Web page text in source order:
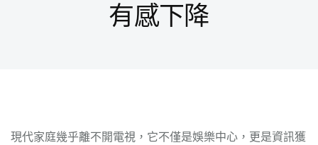
有感下降
現代家庭幾乎離不開電視，它不僅是娛樂中心，更是資訊獲